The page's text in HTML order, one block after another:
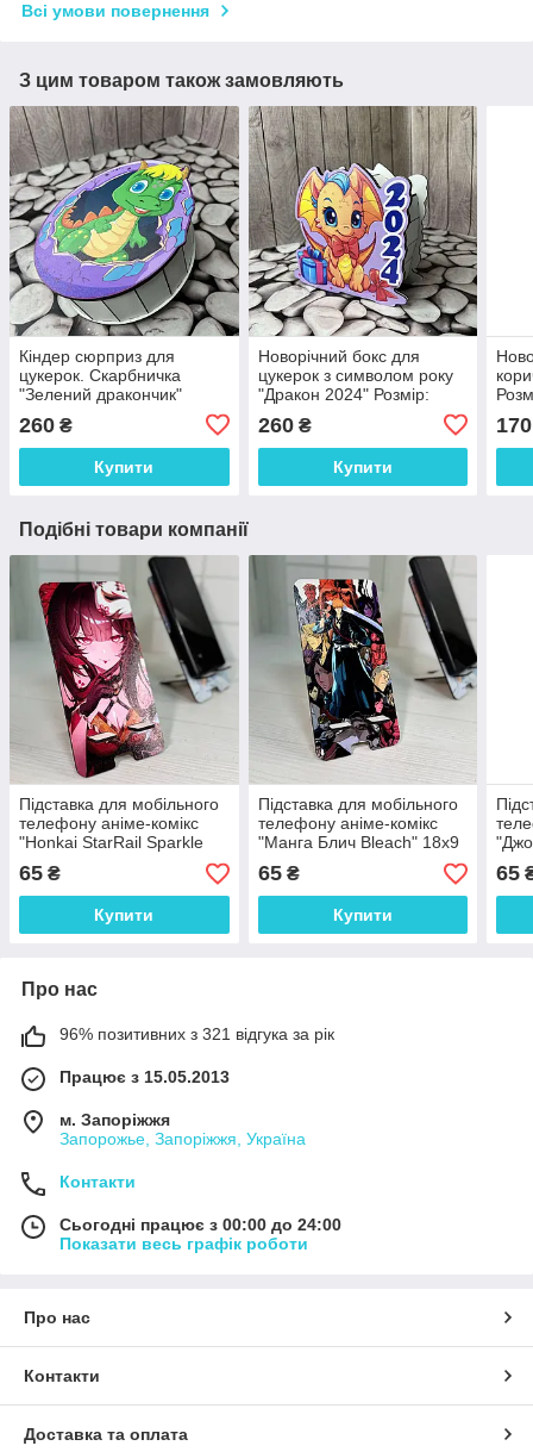
Всі умови повернення
З цим товаром також замовляють
Кіндер сюрприз для
цукерок. Скарбничка
"Зелений дракончик"
260 ₴
Купити
Новорічний бокс для
цукерок з символом року
"Дракон 2024" Розмір:
260₴
Купити
170
Подібні товари компанії
Підставка для мобільного
телефону аніме-комікс
"Honkai StarRail Sparkle
Іскорка" 18х9 см
65 ₴
Купити
Підставка для мобільного
телефону аніме-комікс
"Манга Блич Bleach" 18х9
см
65₴
Купити
65
Про нас
96% позитивних з 321 відгука за рік
Працює з 15.05.2013
м. Запоріжжя
Запорожье, Запоріжжя, Україна
Контакти
Сьогодні працює з 00:00 до 24:00
Показати весь графік роботи
Про нас
Контакти
Доставка та оплата